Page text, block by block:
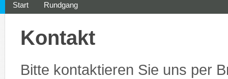
Start Rundgang
Kontakt
Bitte kontaktieren Sie uns per